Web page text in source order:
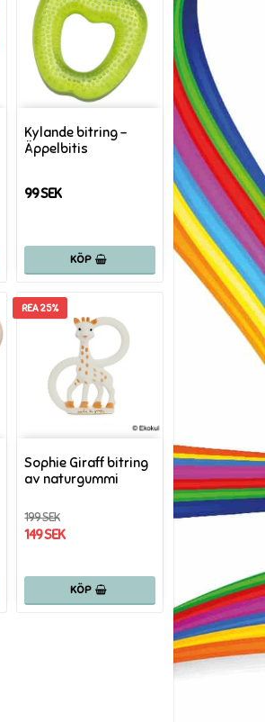
Kylande bitring -
Äppelbitis
99 SEK
KÖP
REA 25%
Sophie Giraff bitring
av naturgummi
199 SEK
149 SEK
KÖP